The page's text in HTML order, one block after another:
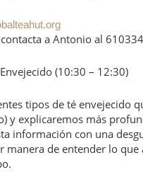
a Antonio al
(10:30 – 12:30)
tipos de té envejecido
y explicaremos más
información con una
de entender lo